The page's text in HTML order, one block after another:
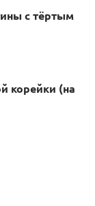
с тёртым
корейки (на